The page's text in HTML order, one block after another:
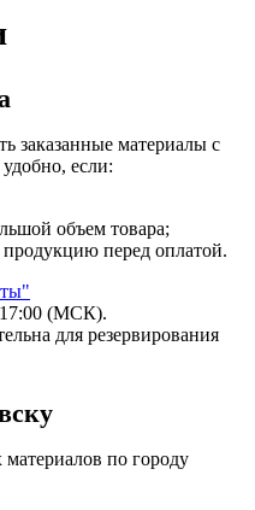
заказанные материалы с
если:
объем товара;
перед оплатой.
(МСК).
для резервирования
материалов по городу